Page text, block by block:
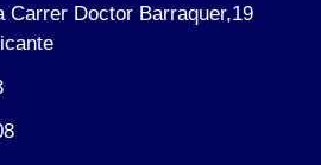
Carrer Doctor Barraquer,19